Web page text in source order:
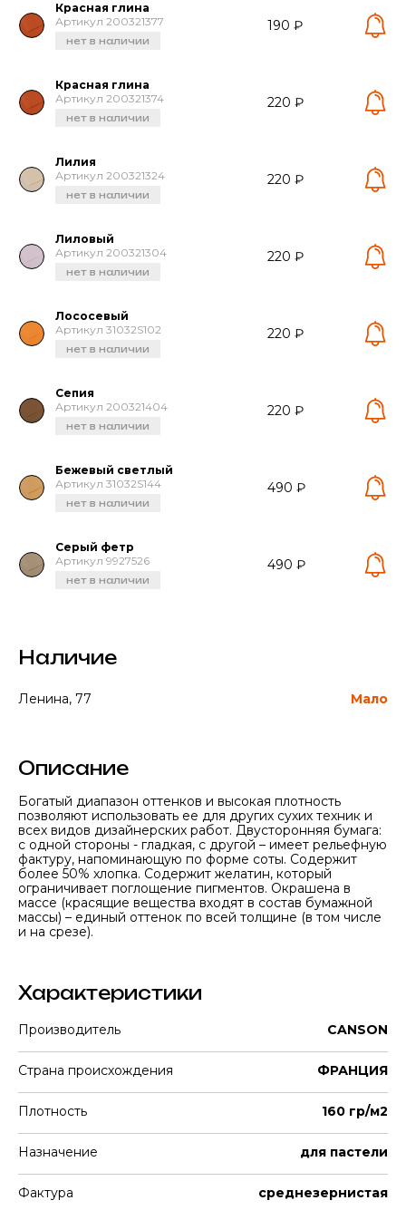
Красная глина
Артикул 200321377
нет в наличии
190 ₽
Красная глина
Артикул 200321374
нет в наличии
220 ₽
Лилия
Артикул 200321324
нет в наличии
220 ₽
Лиловый
Артикул 200321304
нет в наличии
220 ₽
Лососевый
Артикул 31032S102
нет в наличии
220 ₽
Сепия
Артикул 200321404
нет в наличии
220 ₽
Бежевый светлый
Артикул 31032S144
нет в наличии
490 ₽
Серый фетр
Артикул 9927526
нет в наличии
490 ₽
Наличие
Ленина, 77 Мало
Описание
Богатый диапазон оттенков и высокая плотность
позволяют использовать ее для других сухих техник и
всех видов дизайнерских работ. Двусторонняя бумага:
с одной стороны - гладкая, с другой – имеет рельефную
фактуру, напоминающую по форме соты. Cодержит
более 50% хлопка. Содержит желатин, который
ограничивает поглощение пигментов. Окрашена в
массе (красящие вещества входят в состав бумажной
массы) – единый оттенок по всей толщине (в том числе
и на срезе).
Характеристики
Производитель CANSON
Страна происхождения ФРАНЦИЯ
Плотность 160 гр/м2
Назначение для пастели
Фактура среднезернистая